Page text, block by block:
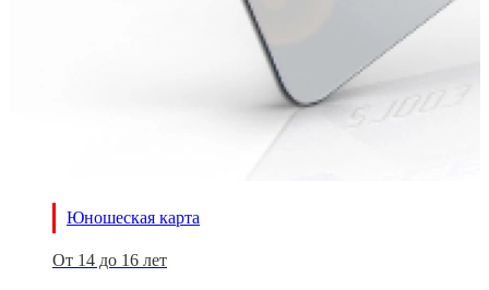
Юношеская карта
От 14 до 16 лет